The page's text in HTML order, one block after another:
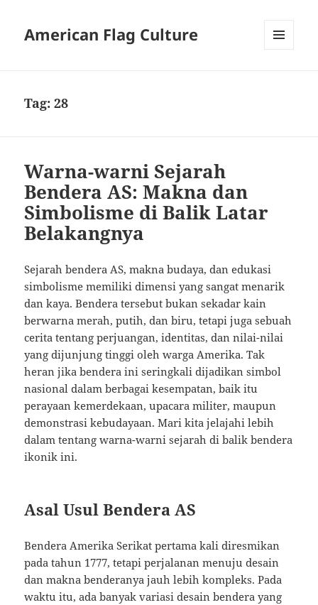
American Flag Culture
Tag:28
Warna-warni Sejarah
Bendera AS: Makna dan
Simbolisme di Balik Latar
Belakangnya
Sejarah bendera AS, makna budaya, dan edukasi
simbolisme memiliki dimensi yang sangat menarik
dan kaya. Bendera tersebut bukan sekadar kain
berwarna merah, putih, dan biru, tetapi juga sebuah
cerita tentang perjuangan, identitas, dan nilai-nilai
yang dijunjung tinggi oleh warga Amerika. Tak
heran jika bendera ini seringkali dijadikan simbol
nasional dalam berbagai kesempatan, baik itu
perayaan kemerdekaan, upacara militer, maupun
demonstrasi kebudayaan. Mari kita jelajahi lebih
dalam tentang warna-warni sejarah di balik bendera
ikonik ini.
Asal Usul Bendera AS
Bendera Amerika Serikat pertama kali diresmikan
pada tahun 1777, tetapi perjalanan menuju desain
dan makna benderanya jauh lebih kompleks. Pada
waktu itu, ada banyak variasi desain bendera yang